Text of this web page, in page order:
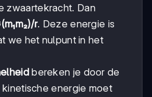
zwaartekracht. Dan
r. Deze energie is
we het nulpunt in het
bereken je door de
energie moet